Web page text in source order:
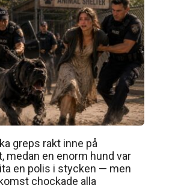
greps rakt inne på
medan en enorm hund var
en polis i stycken — men
chockade alla